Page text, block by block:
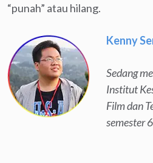
“punah” atau hilang.
Kenny
Sedang
Institut
Film dan
semester